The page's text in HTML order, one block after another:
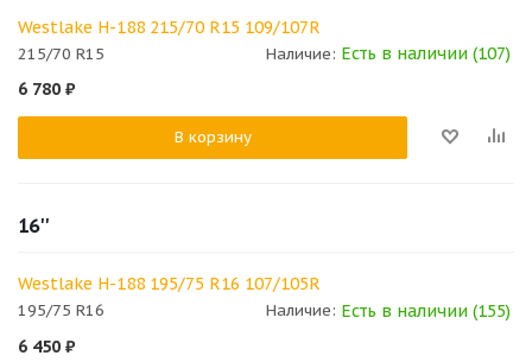
Westlake H-188 215/70 R15 109/107R
215/70 R15 Наличие: Есть в наличии (107)
6 780 ₽
В корзину
16''
Westlake H-188 195/75 R16 107/105R
195/75 R16 Наличие: Есть в наличии (155)
6 450 ₽